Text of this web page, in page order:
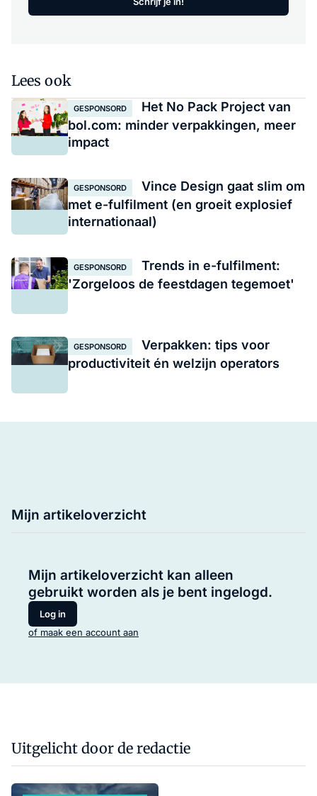
Lees ook
GESPONSORD
Het No Pack Project van
bol.com: minder verpakkingen, meer
impact
GESPONSORD
Vince Design gaat slim om
met e-fulfilment (en groeit explosief
internationaal)
GESPONSORD
Trends in e-fulfilment:
'Zorgeloos de feestdagen tegemoet'
GESPONSORD
Verpakken: tips voor
productiviteit én welzijn operators
Mijn artikeloverzicht
Mijn artikeloverzicht kan alleen
gebruikt worden als je bent ingelogd.
Log in
of maak een account aan
Uitgelicht door de redactie